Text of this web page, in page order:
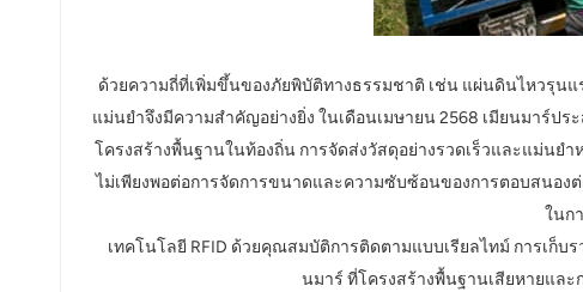
Tiếng Việt
Indonesia
norsk
ด้วยความถี่ที่เพิ่มขึ้นของภัยพิบัติทางธรรมชาติ เช่น แผ่นดินไหวรุนแ
แม่นยำจึงมีความสำคัญอย่างยิ่ง ในเดือนเมษายน 2568 เมียนมาร์ป
โครงสร้างพื้นฐานในท้องถิ่น การจัดส่งวัสดุอย่างรวดเร็วและแม่น
ไม่เพียงพอต่อการจัดการขนาดและความซับซ้อนของการตอบสนอง
ในก
เทคโนโลยี RFID ด้วยคุณสมบัติการติดตามแบบเรียลไทม์ การเก็
นมาร์ ที่โครงสร้างพื้นฐานเสียหายแล